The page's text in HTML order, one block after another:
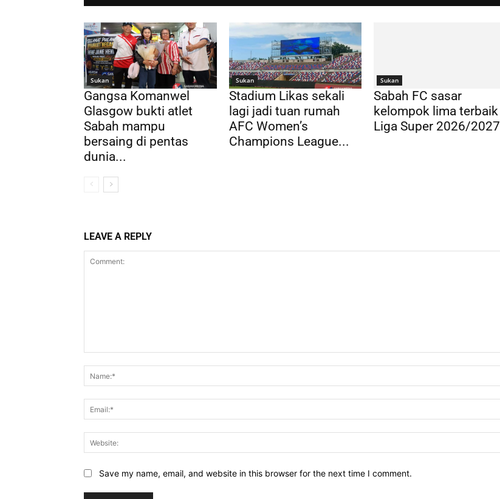
Sukan
Gangsa Komanwel
Glasgow bukti atlet
Sabah mampu
bersaing di pentas
dunia...
Sukan
Stadium Likas sekali
lagi jadi tuan rumah
AFC Women’s
Champions League...
Sukan
Sabah FC sasar
kelompok lima terbaik
Liga Super 2026/2027
LEAVE A REPLY
Save my name, email, and website in this browser for the next time I comment.